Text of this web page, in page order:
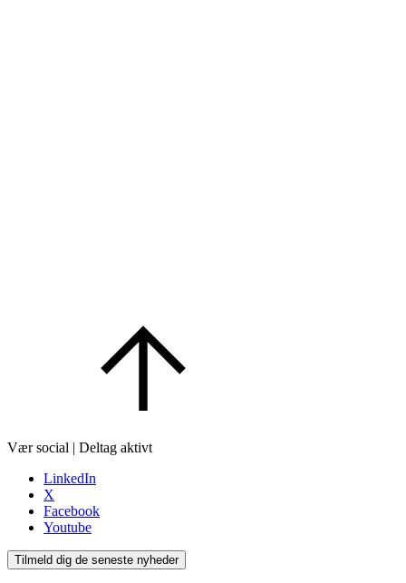
Vær social | Deltag aktivt
LinkedIn
X
Facebook
Youtube
Tilmeld dig de seneste nyheder